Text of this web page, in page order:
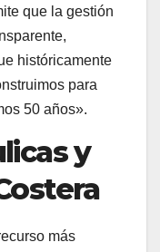
que la gestión
históricamente
para
50 años».
y
más